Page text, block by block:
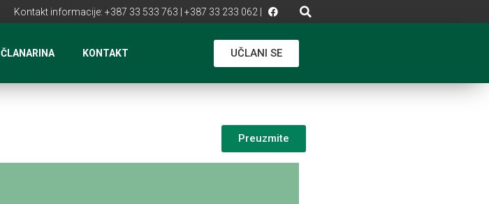
Kontakt informacije: +387 33 533 763 | +387 33 233 062 |
ČLANARINA KONTAKT UČLANI SE
Preuzmite